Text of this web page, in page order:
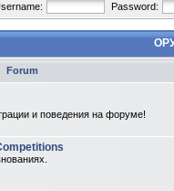
Password:
Forum
и поведения на форуме!